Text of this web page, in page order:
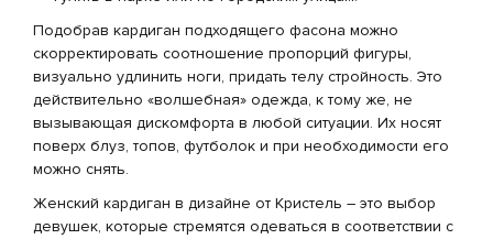
Подобрав кардиган подходящего фасона можно
скорректировать соотношение пропорций фигуры,
визуально удлинить ноги, придать телу стройность. Это
действительно «волшебная» одежда, к тому же, не
вызывающая дискомфорта в любой ситуации. Их носят
поверх блуз, топов, футболок и при необходимости его
можно снять.
Женский кардиган в дизайне от Кристель – это выбор
девушек, которые стремятся одеваться в соответствии с